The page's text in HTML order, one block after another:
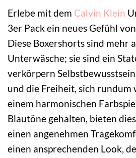
Erlebe mit dem Calvin Klein
3er Pack ein neues Gefühl
Diese Boxershorts sind mehr
Unterwäsche; sie sind ein
verkörpern
und die Freiheit, sich rundum
einem harmonischen
Blautöne gehalten, bieten
einen angenehmen
einen ansprechenden Look,